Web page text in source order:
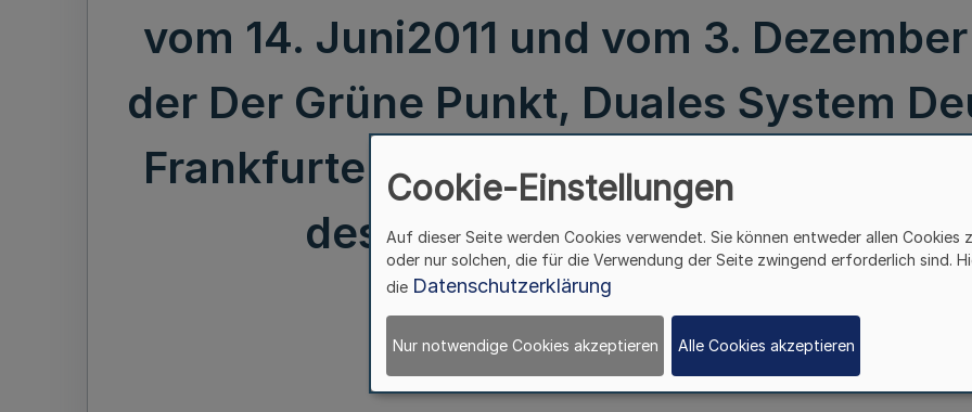
vom 14. Juni2011 und vom 3.
der Der Grüne Punkt, Duales System
Frankfurter Str. 720 – 726, 51145 Köln
des Landesamtes für Natur,
Verbraucherschutz
III.
Cookie-Einstellungen
Auf dieser Seite werden Cookies verwendet. Sie können entweder allen Cookies
oder nur solchen, die für die Verwendung der Seite zwingend erforderlich sind.
die Datenschutzerklärung
Nur notwendige Cookies akzeptieren Alle Cookies akzeptieren